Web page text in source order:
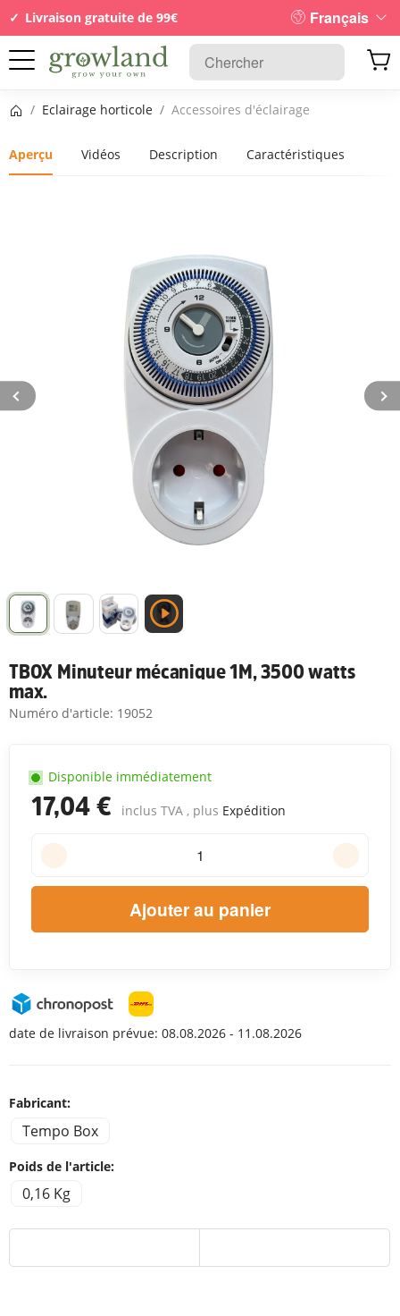
Livraison gratuite de 99€ Français
Page d’accueil
/ Eclairage horticole / Accessoires d'éclairage
Aperçu Vidéos Description Caractéristiques
TBOX Minuteur mécanique 1M, 3500 watts
max.
Numéro d'article: 19052
17,04 € inclus TVA , plus Expédition
Disponible immédiatement
Ajouter au panier
date de livraison prévue: 08.08.2026 - 11.08.2026
Fabricant:
Tempo Box
Poids de l'article:
0,16 Kg